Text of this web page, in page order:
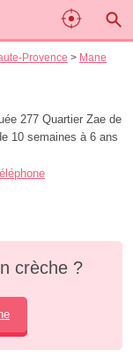
Provence > Mane
277 Quartier Zae de
10 semaines à 6 ans
crèche ?